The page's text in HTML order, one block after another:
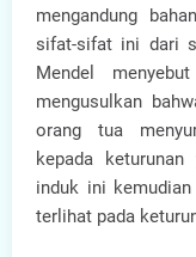
mengandung
sifat-sifat ini dari
Mendel
mengusulkan
orang tua
kepada
induk ini
terlihat pada